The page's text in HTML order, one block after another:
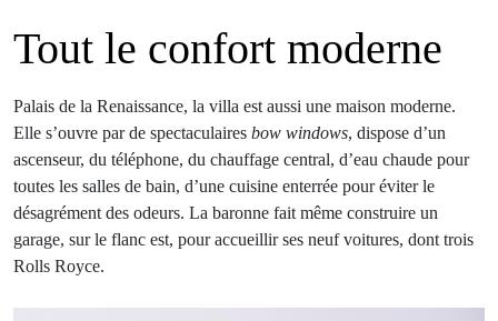
Tout le confort moderne
Palais de la Renaissance, la villa est aussi une maison moderne.
Elle s’ouvre par de spectaculaires bow windows, dispose d’un
ascenseur, du téléphone, du chauffage central, d’eau chaude pour
toutes les salles de bain, d’une cuisine enterrée pour éviter le
désagrément des odeurs. La baronne fait même construire un
garage, sur le flanc est, pour accueillir ses neuf voitures, dont trois
Rolls Royce.